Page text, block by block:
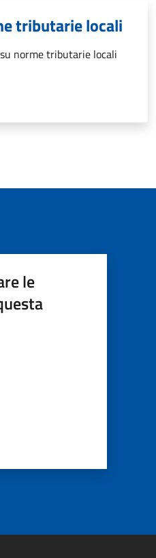
tributarie locali
norme tributarie locali
le